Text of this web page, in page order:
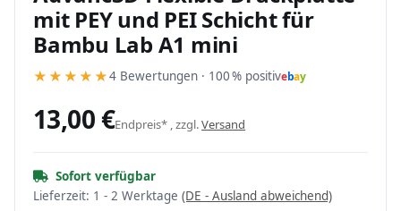
mit PEY und PEI Schicht für
Bambu Lab A1 mini
★ ★ ★ ★ ★4 Bewertungen · 100 % positivebay
13,00 €Endpreis* , zzgl.Versand
Sofort verfügbar
Lieferzeit: 1 - 2 Werktage (DE - Ausland abweichend)